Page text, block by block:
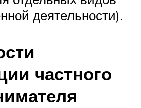
деятельности).
частного